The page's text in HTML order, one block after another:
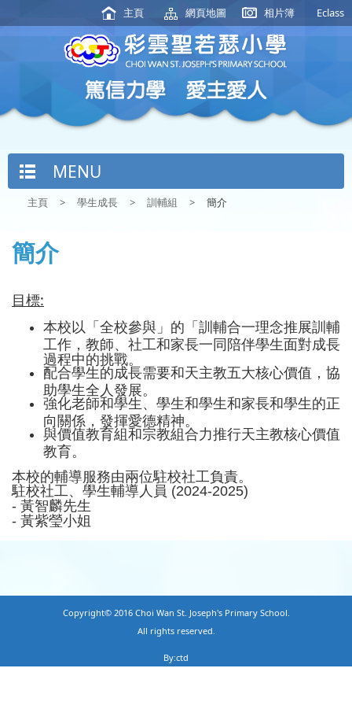
主頁 網頁地圖 相片簿 Eclass
MENU
主頁 > 學生成長 > 訓輔組 > 簡介
簡介
目標:
本校以「全校參與」的「訓輔合一理念推展訓輔
工作，教師、社工和家長一同陪伴學生面對成長
過程中的挑戰。
配合學生的成長需要和天主教五大核心價值，協
助學生全人發展。
強化老師和學生、學生和學生和家長和學生的正
向關係，發揮愛德精神。
與價值教育組和宗教組合力推行天主教核心價值
教育。
本校的輔導服務由兩位駐校社工負責。
駐校社工、學生輔導人員 (2024-2025)
- 黃智麟先生
- 黃紫瑩小姐
Copyright© 2016 Choi Wan St. Joseph's Primary School.
All rights reserved.
By:ctd